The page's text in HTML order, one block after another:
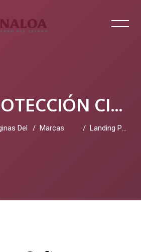
AULA PROTECCIÓN CIVIL SINALOA
Del SitioMarcas Landing Page Software